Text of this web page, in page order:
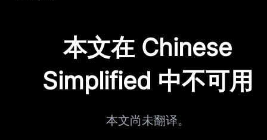
本文在 Chinese
Simplified 中不可用
本文尚未翻译。